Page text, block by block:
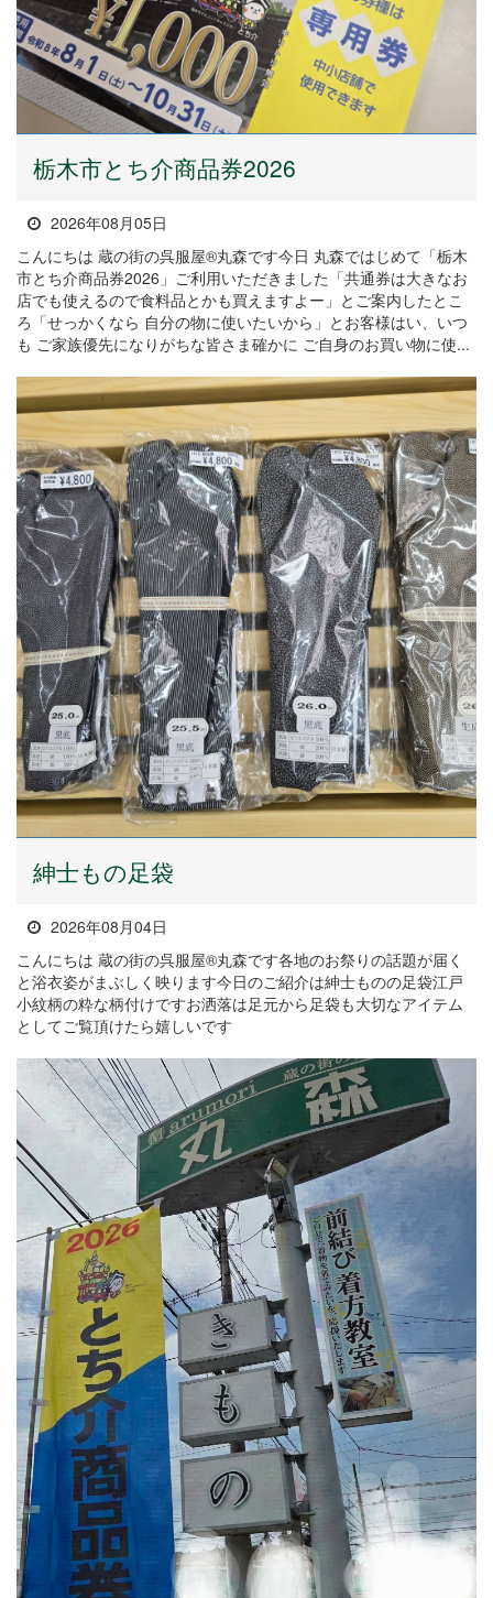
栃木市とち介商品券2026
2026年08月05日
こんにちは 蔵の街の呉服屋®丸森です今日 丸森ではじめて「栃木
市とち介商品券2026」ご利用いただきました「共通券は大きなお
店でも使えるので食料品とかも買えますよー」とご案内したとこ
ろ「せっかくなら 自分の物に使いたいから」とお客様はい、いつ
も ご家族優先になりがちな皆さま確かに ご自身のお買い物に使...
紳士もの足袋
2026年08月04日
こんにちは 蔵の街の呉服屋®丸森です各地のお祭りの話題が届く
と浴衣姿がまぶしく映ります今日のご紹介は紳士ものの足袋江戸
小紋柄の粋な柄付けですお洒落は足元から足袋も大切なアイテム
としてご覧頂けたら嬉しいです